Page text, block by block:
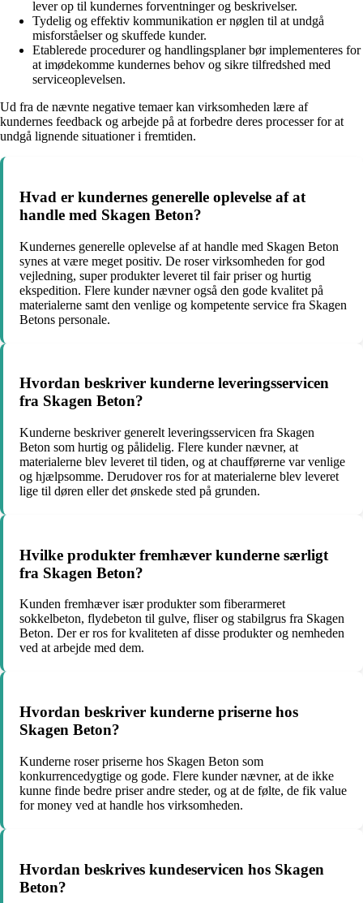
lever op til kundernes forventninger og beskrivelser.
Tydelig og effektiv kommunikation er nøglen til at undgå
misforståelser og skuffede kunder.
Etablerede procedurer og handlingsplaner bør implementeres for
at imødekomme kundernes behov og sikre tilfredshed med
serviceoplevelsen.
Ud fra de nævnte negative temaer kan virksomheden lære af
kundernes feedback og arbejde på at forbedre deres processer for at
undgå lignende situationer i fremtiden.
Hvad er kundernes generelle oplevelse af at
handle med Skagen Beton?
Kundernes generelle oplevelse af at handle med Skagen Beton
synes at være meget positiv. De roser virksomheden for god
vejledning, super produkter leveret til fair priser og hurtig
ekspedition. Flere kunder nævner også den gode kvalitet på
materialerne samt den venlige og kompetente service fra Skagen
Betons personale.
Hvordan beskriver kunderne leveringsservicen
fra Skagen Beton?
Kunderne beskriver generelt leveringsservicen fra Skagen
Beton som hurtig og pålidelig. Flere kunder nævner, at
materialerne blev leveret til tiden, og at chaufførerne var venlige
og hjælpsomme. Derudover ros for at materialerne blev leveret
lige til døren eller det ønskede sted på grunden.
Hvilke produkter fremhæver kunderne særligt
fra Skagen Beton?
Kunden fremhæver især produkter som fiberarmeret
sokkelbeton, flydebeton til gulve, fliser og stabilgrus fra Skagen
Beton. Der er ros for kvaliteten af disse produkter og nemheden
ved at arbejde med dem.
Hvordan beskriver kunderne priserne hos
Skagen Beton?
Kunderne roser priserne hos Skagen Beton som
konkurrencedygtige og gode. Flere kunder nævner, at de ikke
kunne finde bedre priser andre steder, og at de følte, de fik value
for money ved at handle hos virksomheden.
Hvordan beskrives kundeservicen hos Skagen
Beton?